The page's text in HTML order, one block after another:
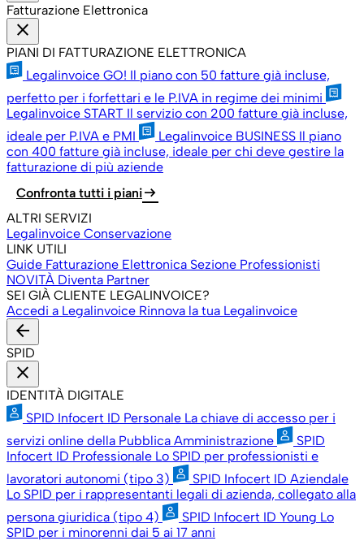
Fatturazione Elettronica
close
PIANI DI FATTURAZIONE ELETTRONICA
Legalinvoice GO! Il piano con 50 fatture già incluse,
perfetto per i forfettari e le P.IVA in regime dei minimi
Legalinvoice START Il servizio con 200 fatture già incluse,
ideale per P.IVA e PMI
Legalinvoice BUSINESS Il piano
con 400 fatture già incluse, ideale per chi deve gestire la
fatturazione di più aziende
Confronta tutti i pianiarrow_right_alt
ALTRI SERVIZI
Legalinvoice Conservazione
LINK UTILI
Guide Fatturazione Elettronica Sezione Professionisti
NOVITÀ Diventa Partner
SEI GIÀ CLIENTE LEGALINVOICE?
Accedi a Legalinvoice Rinnova la tua Legalinvoice
arrow_back
SPID
close
IDENTITÀ DIGITALE
SPID Infocert ID Personale La chiave di accesso per i
servizi online della Pubblica Amministrazione
SPID
Infocert ID Professionale Lo SPID per professionisti e
lavoratori autonomi (tipo 3)
SPID Infocert ID Aziendale
Lo SPID per i rappresentanti legali di azienda, collegato alla
persona giuridica (tipo 4)
SPID Infocert ID Young Lo
SPID per i minorenni dai 5 ai 17 anni